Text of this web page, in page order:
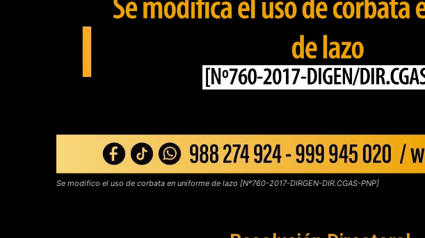
Se modifico el uso de corbata en uniforme de lazo [Nº760-2017-DIRGEN-DIR.CGAS-PNP]